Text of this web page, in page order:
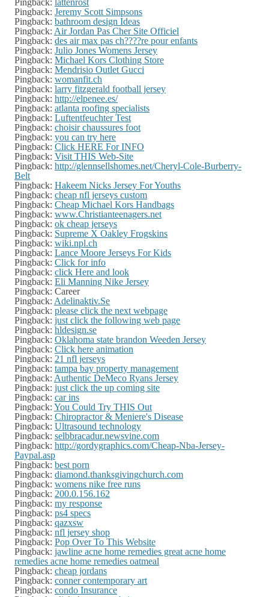
Pingback: Jeremy Scott Simpsons
Pingback: bathroom design Ideas
Pingback: Air Jordan Pas Cher Site Officiel
Pingback: des air max pas ch????re pour enfants
Pingback: Julio Jones Womens Jersey
Pingback: Michael Kors Clothing Store
Pingback: Mendrisio Outlet Gucci
Pingback: womanfit.ch
Pingback: larry fitzgerald football jersey
Pingback: http://elpenee.es/
Pingback: atlanta roofing specialists
Pingback: Luftentfeuchter Test
Pingback: choisir chaussures foot
Pingback: you can try here
Pingback: Click HERE For INFO
Pingback: Visit THIS Web-Site
Pingback: http://glennsellshomes.net/Cheryl-Cole-Burberry-
Belt
Pingback: Hakeem Nicks Jersey For Youths
Pingback: cheap nfl jerseys custom
Pingback: Cheap Michael Kors Handbags
Pingback: www.Christianteenagers.net
Pingback: ok cheap jerseys
Pingback: Supreme X Oakley Frogskins
Pingback: wiki.npl.ch
Pingback: Lance Moore Jerseys For Kids
Pingback: Click for info
Pingback: click Here and look
Pingback: Eli Manning Nike Jersey
Pingback: Career
Pingback: Adelinaktiv.Se
Pingback: please click the next webpage
Pingback: just click the following web page
Pingback: hldesign.se
Pingback: Oklahoma state brandon Weeden Jersey
Pingback: Click here animation
Pingback: 21 nfl jerseys
Pingback: tampa bay property management
Pingback: Authentic DeMeco Ryans Jersey
Pingback: just click the up coming site
Pingback: car ins
Pingback: You Could Try THIS Out
Pingback: Chiropractor & Meniere's Disease
Pingback: Ultrasound technology
Pingback: selbbracadur.newsvine.com
Pingback: http://gordygraphics.com/Cheap-Nba-Jersey-
Paypal.asp
Pingback: best porn
Pingback: diamond.thanksgivingchurch.com
Pingback: womens nike free runs
Pingback: 200.0.156.162
Pingback: my response
Pingback: ps4 specs
Pingback: qazxsw
Pingback: nfl jersey shop
Pingback: Pop Over To This Website
Pingback: jawline acne home remedies great acne home
remedies acne home remedies oatmeal
Pingback: cheap jordans
Pingback: conner contemporary art
Pingback: condo Insurance